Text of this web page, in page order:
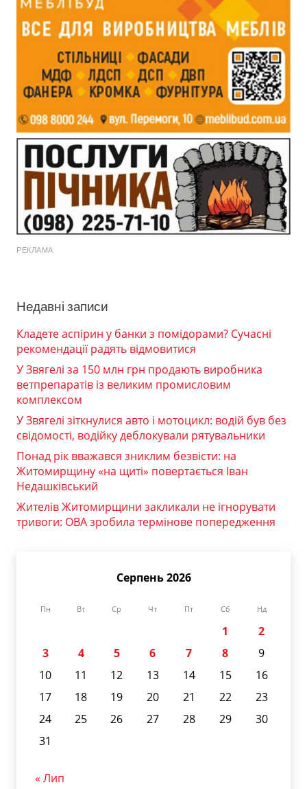
РЕКЛАМА
Недавні записи
Кладете аспірин у банки з помідорами? Сучасні
рекомендації радять відмовитися
У Звягелі за 150 млн грн продають виробника
ветпрепаратів із великим промисловим
комплексом
У Звягелі зіткнулися авто і мотоцикл: водій був без
свідомості, водійку деблокували рятувальники
Понад рік вважався зниклим безвісти: на
Житомирщину «на щиті» повертається Іван
Недашківський
Жителів Житомирщини закликали не ігнорувати
тривоги: ОВА зробила термінове попередження
Серпень 2026
Пн Вт Ср Чт Пт Сб Нд
1
2
3
4 5 6 7 8
9
10
11 12 13 14 15
16
17
18 19 20 21 22
23
24
25 26 27 28 29
30
31
« Лип